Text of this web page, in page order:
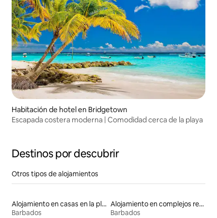
Habitación de hotel en Bridgetown
Escapada costera moderna | Comodidad cerca de la playa
Destinos por descubrir
Otros tipos de alojamientos
Alojamiento en casas en la playa
Barbados
Alojamiento en complejos residenciales en la playa
Barbados